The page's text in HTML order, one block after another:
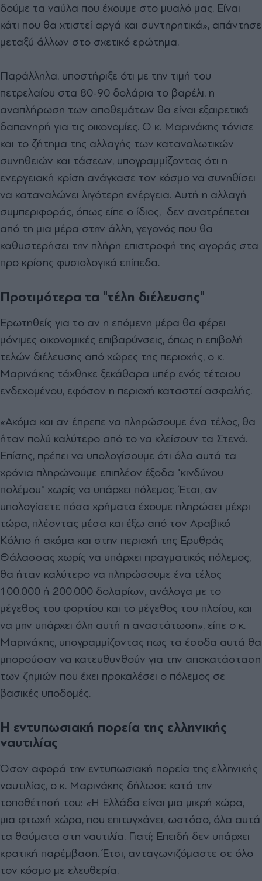
δούμε τα ναύλα που έχουμε στο μυαλό μας. Είναι
κάτι που θα χτιστεί αργά και συντηρητικά», απάντησε
μεταξύ άλλων στο σχετικό ερώτημα.
Παράλληλα, υποστήριξε ότι με την τιμή του
πετρελαίου στα 80-90 δολάρια το βαρέλι, η
αναπλήρωση των αποθεμάτων θα είναι εξαιρετικά
δαπανηρή για τις οικονομίες. Ο κ. Μαρινάκης τόνισε
και το ζήτημα της αλλαγής των καταναλωτικών
συνηθειών και τάσεων, υπογραμμίζοντας ότι η
ενεργειακή κρίση ανάγκασε τον κόσμο να συνηθίσει
να καταναλώνει λιγότερη ενέργεια. Αυτή η αλλαγή
συμπεριφοράς, όπως είπε ο ίδιος, δεν ανατρέπεται
από τη μια μέρα στην άλλη, γεγονός που θα
καθυστερήσει την πλήρη επιστροφή της αγοράς στα
προ κρίσης φυσιολογικά επίπεδα.
Προτιμότερα τα "τέλη διέλευσης"
Ερωτηθείς για το αν η επόμενη μέρα θα φέρει
μόνιμες οικονομικές επιβαρύνσεις, όπως η επιβολή
τελών διέλευσης από χώρες της περιοχής, ο κ.
Μαρινάκης τάχθηκε ξεκάθαρα υπέρ ενός τέτοιου
ενδεχομένου, εφόσον η περιοχή καταστεί ασφαλής.
«Ακόμα και αν έπρεπε να πληρώσουμε ένα τέλος, θα
ήταν πολύ καλύτερο από το να κλείσουν τα Στενά.
Επίσης, πρέπει να υπολογίσουμε ότι όλα αυτά τα
χρόνια πληρώνουμε επιπλέον έξοδα "κινδύνου
πολέμου" χωρίς να υπάρχει πόλεμος. Έτσι, αν
υπολογίσετε πόσα χρήματα έχουμε πληρώσει μέχρι
τώρα, πλέοντας μέσα και έξω από τον Αραβικό
Κόλπο ή ακόμα και στην περιοχή της Ερυθράς
Θάλασσας χωρίς να υπάρχει πραγματικός πόλεμος,
θα ήταν καλύτερο να πληρώσουμε ένα τέλος
100.000 ή 200.000 δολαρίων, ανάλογα με το
μέγεθος του φορτίου και το μέγεθος του πλοίου, και
να μην υπάρχει όλη αυτή η αναστάτωση», είπε ο κ.
Μαρινάκης, υπογραμμίζοντας πως τα έσοδα αυτά θα
μπορούσαν να κατευθυνθούν για την αποκατάσταση
των ζημιών που έχει προκαλέσει ο πόλεμος σε
βασικές υποδομές.
Η εντυπωσιακή πορεία της ελληνικής
ναυτιλίας
Όσον αφορά την εντυπωσιακή πορεία της ελληνικής
ναυτιλίας, ο κ. Μαρινάκης δήλωσε κατά την
τοποθέτησή του: «Η Ελλάδα είναι μια μικρή χώρα,
μια φτωχή χώρα, που επιτυγχάνει, ωστόσο, όλα αυτά
τα θαύματα στη ναυτιλία. Γιατί; Επειδή δεν υπάρχει
κρατική παρέμβαση. Έτσι, ανταγωνιζόμαστε σε όλο
τον κόσμο με ελευθερία.